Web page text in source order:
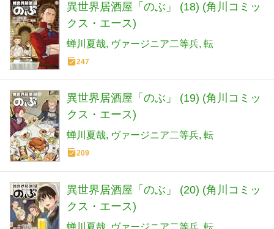
異世界居酒屋「のぶ」 (18) (角川コミッ
クス・エース)
蝉川夏哉 ヴァージニア二等兵 転
247
異世界居酒屋「のぶ」 (19) (角川コミッ
クス・エース)
蝉川夏哉 ヴァージニア二等兵 転
209
異世界居酒屋「のぶ」 (20) (角川コミッ
クス・エース)
蝉川夏哉 ヴァージニア二等兵 転